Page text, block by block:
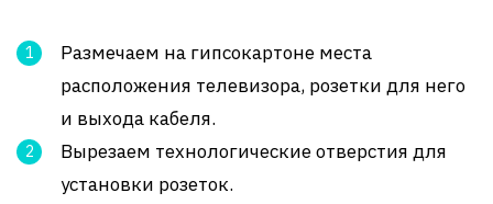
Размечаем на гипсокартоне места
расположения телевизора, розетки для него
и выхода кабеля.
Вырезаем технологические отверстия для
установки розеток.